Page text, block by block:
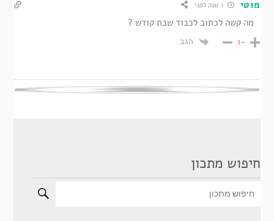
מוטי
מה קשה לכתוב לכבוד שבת קודש ?
-1 הגב
חיפוש מתכון